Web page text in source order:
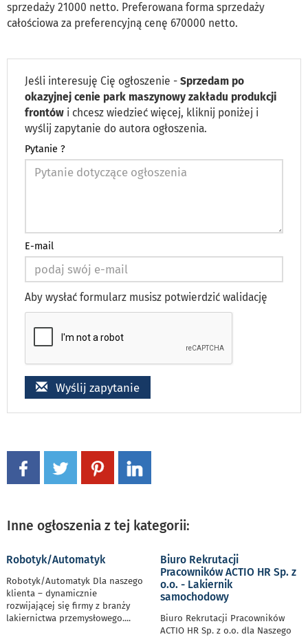
sprzedaży 21000 netto. Preferowana forma sprzedaży
całościowa za preferencyjną cenę 670000 netto.
Jeśli interesuję Cię ogłoszenie - Sprzedam po
okazyjnej cenie park maszynowy zakładu produkcji
frontów i chcesz wiedzieć więcej, kliknij poniżej i
wyślij zapytanie do autora ogłoszenia.
Pytanie ?
E-mail
Aby wysłać formularz musisz potwierdzić walidację
Wyślij zapytanie
Inne ogłoszenia z tej kategorii:
Robotyk/Automatyk
Robotyk/Automatyk Dla naszego
klienta – dynamicznie
rozwijającej się firmy z branży
lakiernictwa przemysłowego....
Biuro Rekrutacji
Pracowników ACTIO HR Sp. z
o.o. - Lakiernik
samochodowy
Biuro Rekrutacji Pracowników
ACTIO HR Sp. z o.o. dla Naszego